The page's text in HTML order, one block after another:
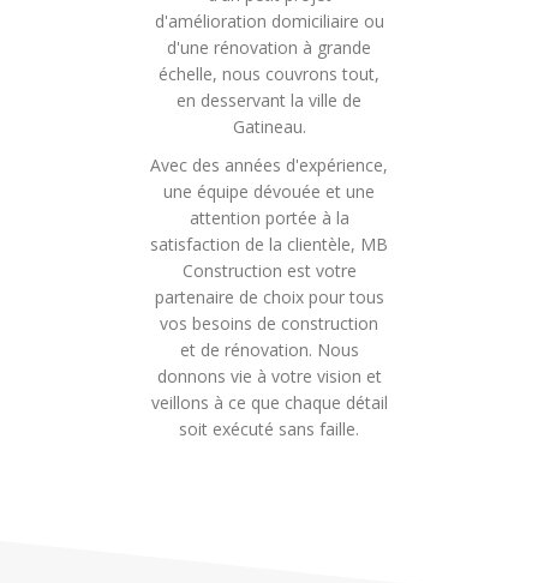
d'amélioration domiciliaire ou
d'une rénovation à grande
échelle, nous couvrons tout,
en desservant la ville de
Gatineau.
Avec des années d'expérience,
une équipe dévouée et une
attention portée à la
satisfaction de la clientèle, MB
Construction est votre
partenaire de choix pour tous
vos besoins de construction
et de rénovation. Nous
donnons vie à votre vision et
veillons à ce que chaque détail
soit exécuté sans faille.